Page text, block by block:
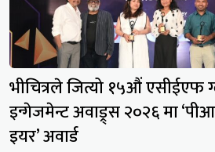
भीचित्रले जित्यो १५औं एसीईएफ
इन्गेजमेन्ट अवाड्र्स २०२६ मा
इयर’ अवार्ड